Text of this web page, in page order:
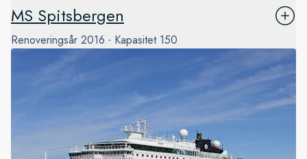
MS Spitsbergen
Renoveringsår 2016 Kapasitet 150